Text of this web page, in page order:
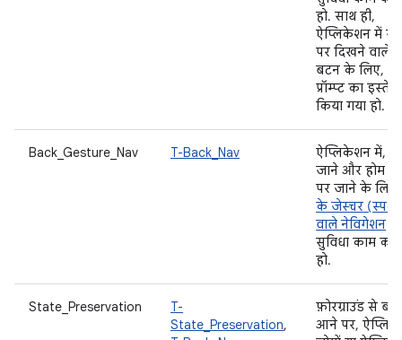
हो. साथ ही,
ऐप्लिकेशन में
पर दिखने वाले
बटन के लिए,
प्रॉम्प्ट का
किया गया हो.
Back_Gesture_Nav T-Back_Nav
ऐप्लिकेशन में,
जाने और होम
पर जाने के लिए
के जेस्चर (स्पर्श)
वाले नेविगेशन
सुविधा काम
हो.
State_Preservation
T-
State_Preservation,
फ़ोरग्राउंड से
आने पर,